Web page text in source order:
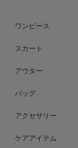
ワンピース
スカート
アウター
バッグ
アクセサリー
ケアアイテム